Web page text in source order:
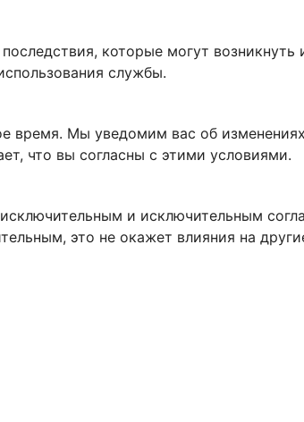
которые могут
службы.
Мы уведомим вас об
что вы согласны с этими условиями.
и исключительным
это не окажет влияния на